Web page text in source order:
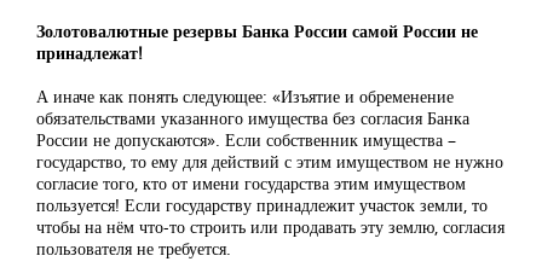
Золотовалютные резервы Банка России самой России не
принадлежат!
А иначе как понять следующее: «Изъятие и обременение
обязательствами указанного имущества без согласия Банка
России не допускаются». Если собственник имущества –
государство, то ему для действий с этим имуществом не нужно
согласие того, кто от имени государства этим имуществом
пользуется! Если государству принадлежит участок земли, то
чтобы на нём что-то строить или продавать эту землю, согласия
пользователя не требуется.